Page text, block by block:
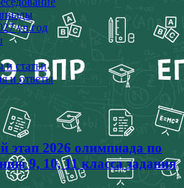
уч.год
и статьи
и ответы
этап 2026 олимпиада по
9, 10, 11 класса задания